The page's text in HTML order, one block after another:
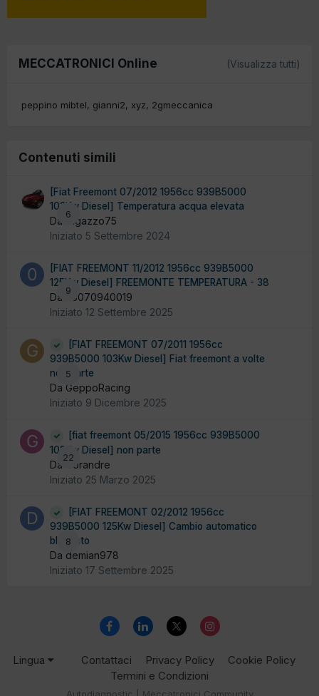
MECCATRONICI Online (Visualizza tutti)
peppino mibtel gianni2 xyz 2gmeccanica
Contenuti simili
6
[Fiat Freemont 07/2012 1956cc 939B5000
103Kw Diesel] Temperatura acqua elevata
Da ragazzo75
Iniziato 5 Settembre 2024
9
[FIAT FREEMONT 11/2012 1956cc 939B5000
125Kw Diesel] FREEMONTE TEMPERATURA - 38
Da 05070940019
Iniziato 12 Settembre 2025
5
[FIAT FREEMONT 07/2011 1956cc
939B5000 103Kw Diesel] Fiat freemont a volte
non parte
Da GeppoRacing
Iniziato 9 Dicembre 2025
22
[fiat freemont 05/2015 1956cc 939B5000
103Kw Diesel] non parte
Da Gorandre
Iniziato 25 Marzo 2025
8
[FIAT FREEMONT 02/2012 1956cc
939B5000 125Kw Diesel] Cambio automatico
bloccato
Da demian978
Iniziato 17 Settembre 2025
Lingua Contattaci Privacy Policy
Cookie Policy
Termini e Condizioni
Autodiagnostic | Meccatronici Community